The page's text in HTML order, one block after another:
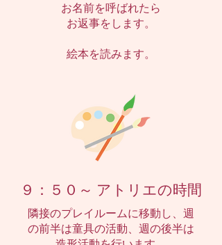
お名前を呼ばれたら
お返事をします。
絵本を読みます。
９：５０～ アトリエの時間
隣接のプレイルームに移動し、週
の前半は童具の活動、週の後半は